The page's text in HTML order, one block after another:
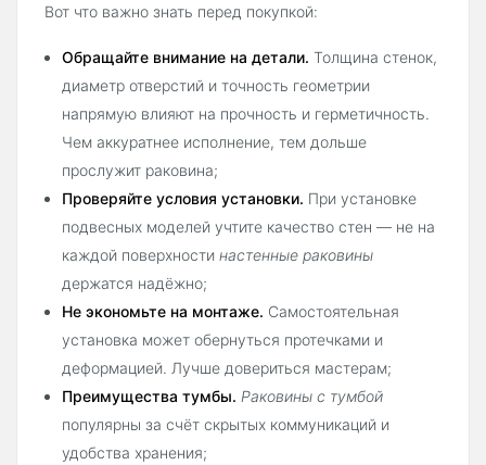
Вот что важно знать перед покупкой:
Обращайте внимание на детали. Толщина стенок,
диаметр отверстий и точность геометрии
напрямую влияют на прочность и герметичность.
Чем аккуратнее исполнение, тем дольше
прослужит раковина;
Проверяйте условия установки. При установке
подвесных моделей учтите качество стен — не на
каждой поверхности настенные раковины
держатся надёжно;
Не экономьте на монтаже. Самостоятельная
установка может обернуться протечками и
деформацией. Лучше довериться мастерам;
Преимущества тумбы. Раковины с тумбой
популярны за счёт скрытых коммуникаций и
удобства хранения;